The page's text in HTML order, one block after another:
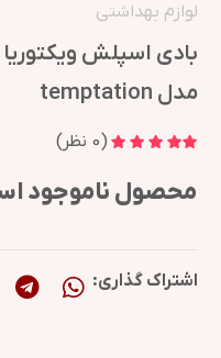
لوازم بهداشتی
بادی اسپلش
مدل temptation
(
0 نظر)
محصول ناموجود
اشتراک گذاری: